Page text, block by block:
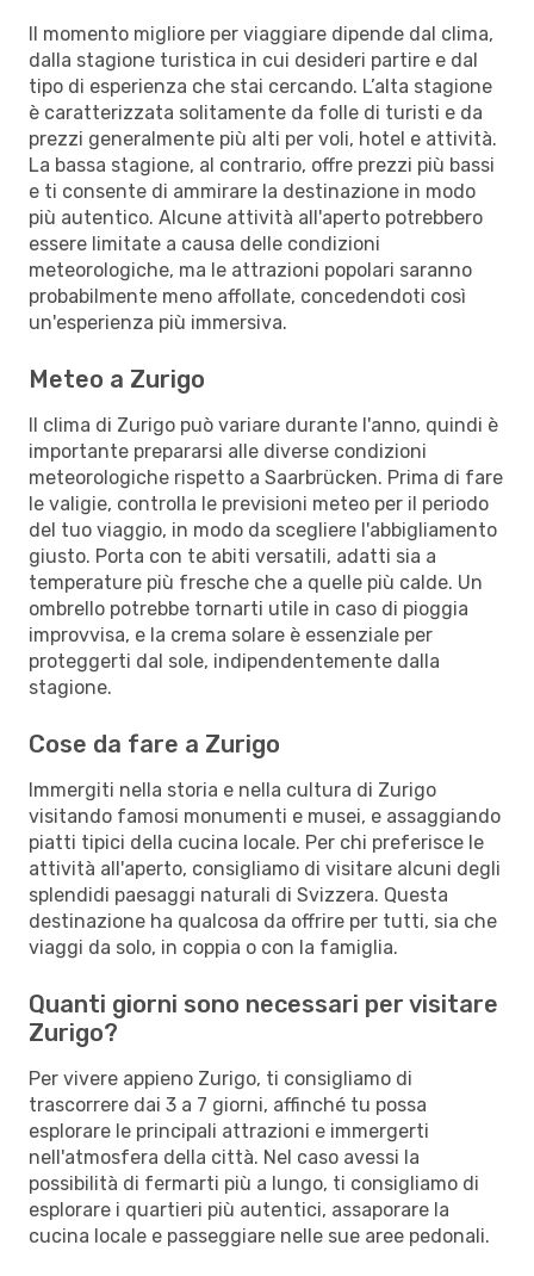
Il momento migliore per viaggiare dipende dal clima,
dalla stagione turistica in cui desideri partire e dal
tipo di esperienza che stai cercando. L’alta stagione
è caratterizzata solitamente da folle di turisti e da
prezzi generalmente più alti per voli, hotel e attività.
La bassa stagione, al contrario, offre prezzi più bassi
e ti consente di ammirare la destinazione in modo
più autentico. Alcune attività all'aperto potrebbero
essere limitate a causa delle condizioni
meteorologiche, ma le attrazioni popolari saranno
probabilmente meno affollate, concedendoti così
un'esperienza più immersiva.
Meteo a Zurigo
Il clima di Zurigo può variare durante l'anno, quindi è
importante prepararsi alle diverse condizioni
meteorologiche rispetto a Saarbrücken. Prima di fare
le valigie, controlla le previsioni meteo per il periodo
del tuo viaggio, in modo da scegliere l'abbigliamento
giusto. Porta con te abiti versatili, adatti sia a
temperature più fresche che a quelle più calde. Un
ombrello potrebbe tornarti utile in caso di pioggia
improvvisa, e la crema solare è essenziale per
proteggerti dal sole, indipendentemente dalla
stagione.
Cose da fare a Zurigo
Immergiti nella storia e nella cultura di Zurigo
visitando famosi monumenti e musei, e assaggiando
piatti tipici della cucina locale. Per chi preferisce le
attività all'aperto, consigliamo di visitare alcuni degli
splendidi paesaggi naturali di Svizzera. Questa
destinazione ha qualcosa da offrire per tutti, sia che
viaggi da solo, in coppia o con la famiglia.
Quanti giorni sono necessari per visitare
Zurigo?
Per vivere appieno Zurigo, ti consigliamo di
trascorrere dai 3 a 7 giorni, affinché tu possa
esplorare le principali attrazioni e immergerti
nell'atmosfera della città. Nel caso avessi la
possibilità di fermarti più a lungo, ti consigliamo di
esplorare i quartieri più autentici, assaporare la
cucina locale e passeggiare nelle sue aree pedonali.